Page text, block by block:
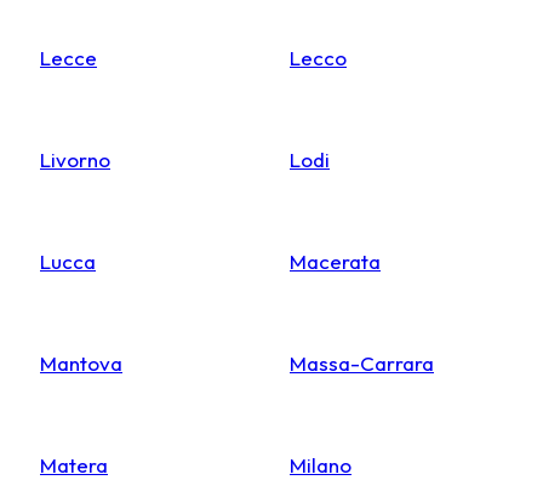
Lecce Lecco
Livorno Lodi
Lucca Macerata
Mantova Massa-Carrara
Matera Milano